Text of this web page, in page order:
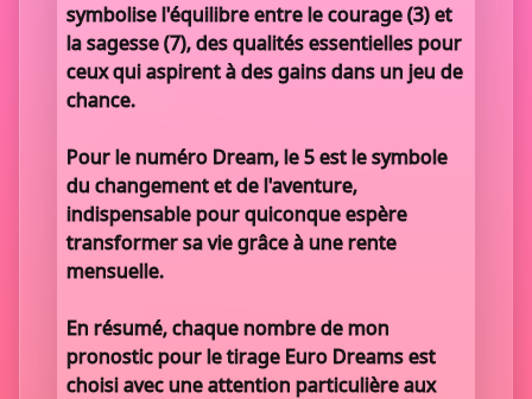
symbolise l'équilibre entre le courage (3) et
la sagesse (7), des qualités essentielles pour
ceux qui aspirent à des gains dans un jeu de
chance.
Pour le numéro Dream, le 5 est le symbole
du changement et de l'aventure,
indispensable pour quiconque espère
transformer sa vie grâce à une rente
mensuelle.
En résumé, chaque nombre de mon
pronostic pour le tirage Euro Dreams est
choisi avec une attention particulière aux